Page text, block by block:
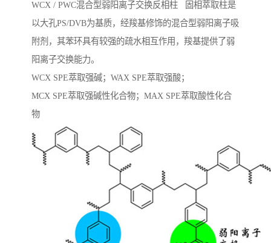
WCX / PWC混合型弱阳离子交换反相柱 固相萃取柱是
以大孔PS/DVB为基质，经羧基修饰的混合型弱阳离子吸
附剂，其苯环具有较强的疏水相互作用，羧基提供了弱
阳离子交换能力。
WCX SPE萃取强碱；WAX SPE萃取强酸；
MCX SPE萃取强碱性化合物；MAX SPE萃取酸性化合
物